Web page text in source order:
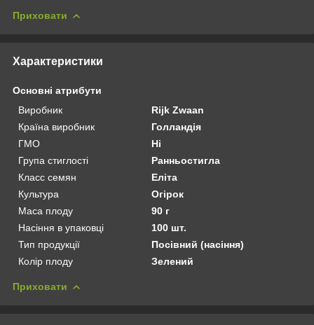
Приховати
Характеристики
Основні атрибути
Виробник
Rijk Zwaan
Країна виробник
Голландія
ГМО
Ні
Група стиглості
Ранньостигла
Класс семян
Еліта
Культура
Огірок
Маса плоду
90 г
Насіння в упаковці
100 шт.
Тип продукції
Посівний (насіння)
Колір плоду
Зелений
Приховати